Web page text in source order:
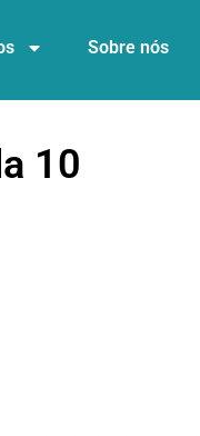
Sobre nós
10